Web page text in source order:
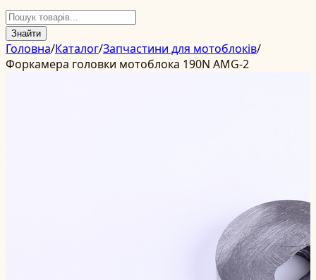
Знайти
Головна/Каталог/Запчастини для мотоблоків/
Форкамера головки мотоблока 190N AMG-2